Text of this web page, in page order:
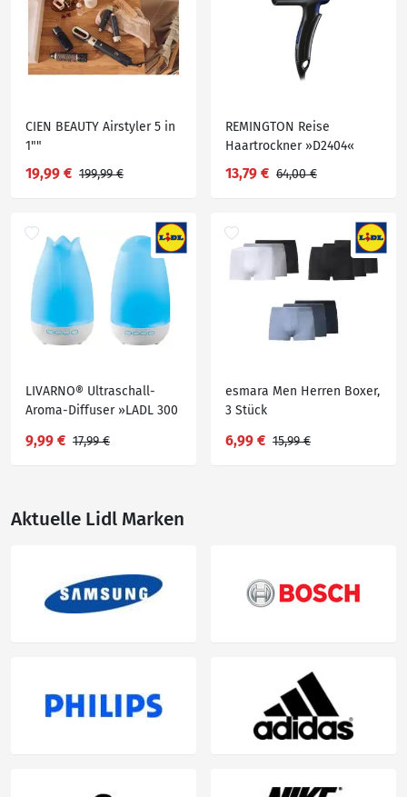
CIEN BEAUTY Airstyler 5 in
1""
19,99 € 199,99 €
REMINGTON Reise
Haartrockner »D2404«
13,79 € 64,00 €
LIVARNO® Ultraschall-
Aroma-Diffuser »LADL 300
9,99 € 17,99 €
esmara Men Herren Boxer,
3 Stück
6,99 € 15,99 €
Aktuelle Lidl Marken